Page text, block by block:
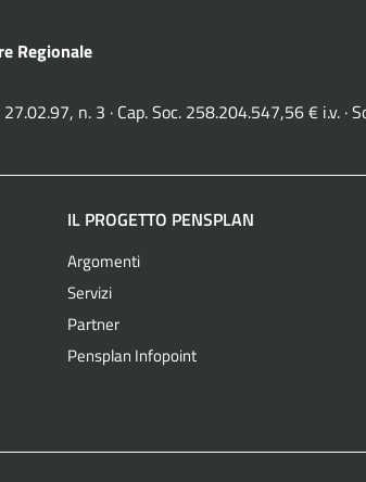
Regionale
n. 3 · Cap. Soc. 258.204.547,56 € i.v.
IL PROGETTO PENSPLAN
Argomenti
Servizi
Partner
Pensplan Infopoint